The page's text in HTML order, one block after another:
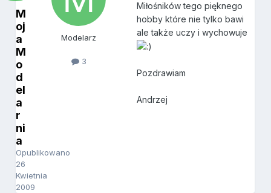
M
oj
a
M
o
d
el
a
r
ni
a
Opublikowano
26
Kwietnia
2009
Modelarz
3
Miłośników tego pięknego
hobby które nie tylko bawi
ale także uczy i wychowuje
Pozdrawiam
Andrzej